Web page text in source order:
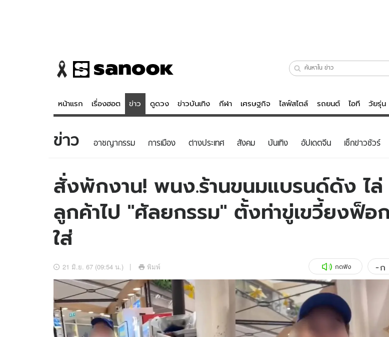
หน้าแรก เรื่องฮอต ข่าว ดูดวง ข่าวบันเทิง กีฬา เศรษฐกิจ ไลฟ์สไตล์ รถยนต์ ไอที วัยรุ่น
ข่าว
ข่าวบันเทิง
ข่าวกีฬา
อัปเดตจีน
ดูดวง - ตรวจหวย
สถิติหวยไทย
หวยลาว
ไลฟ์สไตล์
วัยรุ่น
ไอที
รถยนต์
เที่ยว-กิน
Tasteful Thailand
Sanook Choice
ดาวน์โหลดสนุกแอปฟรี ติดตามสนุกโซเชียลได้ที่
ข่าว อาชญากรรม การเมือง ต่างประเทศ สังคม บันเทิง อัปเดตจีน เช็กข่าวชัวร์
สั่งพักงาน! พนง.ร้านขนมแบรนด์ดัง ไล่
ลูกค้าไป "ศัลยกรรม" ตั้งท่าขู่เขวี้ยงฟ็อ
ใส่
21 มิ.ย. 67 (09:54 น.) พิมพ์ กดฟัง -ก